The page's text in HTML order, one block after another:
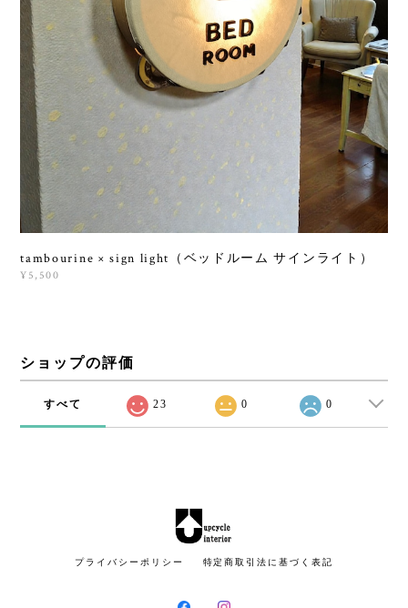
tambourine × sign light（ベッドルーム サインライト）
¥5,500
ショップの評価
すべて 23 0 0
プライバシーポリシー 特定商取引法に基づく表記